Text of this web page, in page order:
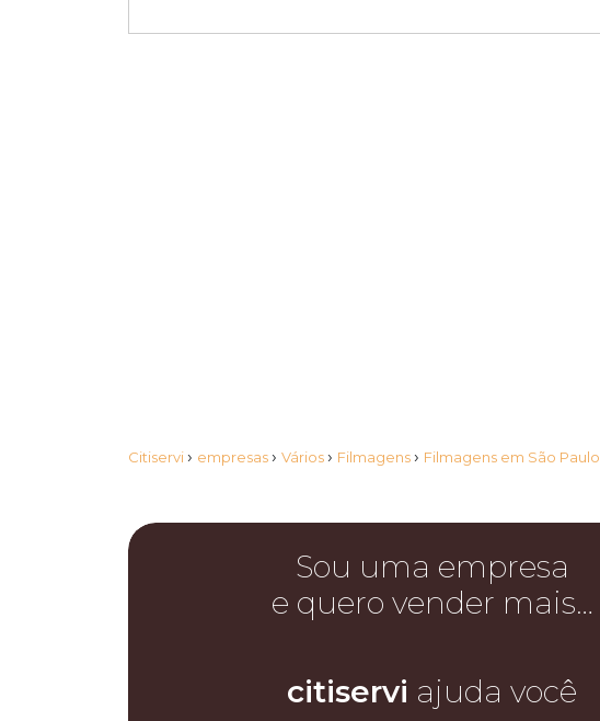
Citiservi › empresas › Vários › Filmagens › Filmagens em São Paulo
Sou uma empresa
e quero vender mais…
citiservi ajuda você